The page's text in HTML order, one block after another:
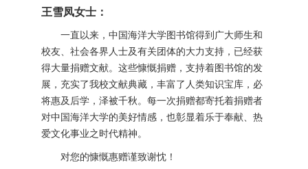
王雪凤女士：
一直以来，中国海洋大学图书馆得到广大师生和
校友、社会各界人士及有关团体的大力支持，已经获
得大量捐赠文献。这些慷慨捐赠，支持着图书馆的发
展，充实了我校文献典藏，丰富了人类知识宝库，必
将惠及后学，泽被千秋。每一次捐赠都寄托着捐赠者
对中国海洋大学的美好情感，也彰显着乐于奉献、热
爱文化事业之时代精神。
对您的慷慨惠赠谨致谢忱！